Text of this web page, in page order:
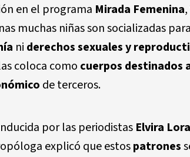
en el programa Mirada Femenina
muchas niñas son socializadas
ni derechos sexuales y
coloca como cuerpos destinados
de terceros.
por las periodistas Elvira Lora
explicó que estospatrones